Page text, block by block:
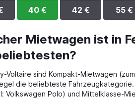
40 € 42 € 55 €
Mietwagen ist in
Voltaire sind Kompakt-Mietwagen
die beliebteste
Volkswagen Polo) und Mittelklasse-